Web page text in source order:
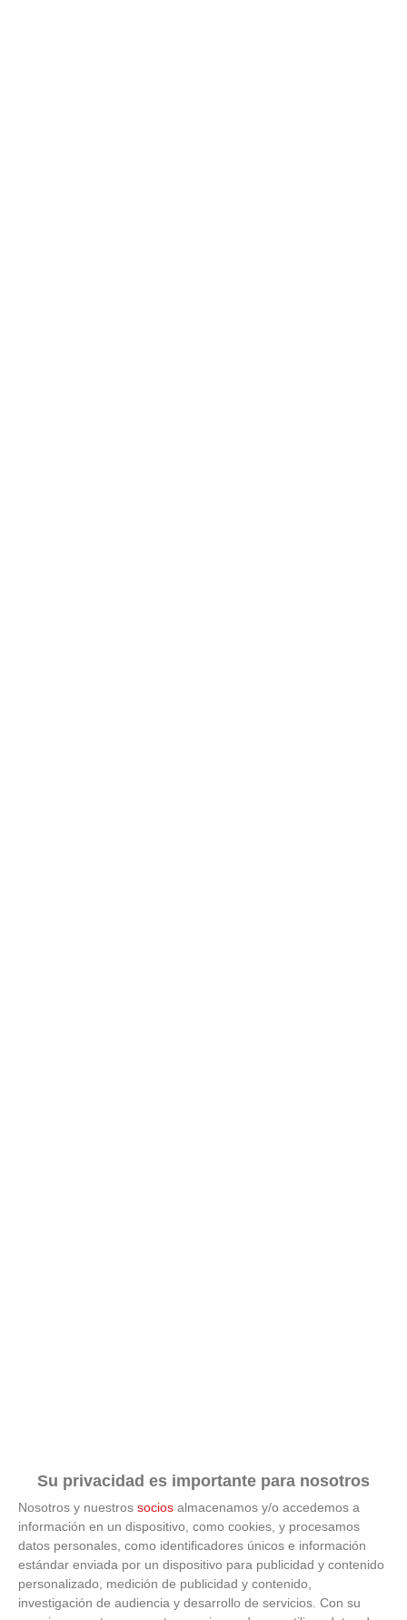
Su privacidad es importante para nosotros
Nosotros y nuestros socios almacenamos y/o accedemos a
información en un dispositivo, como cookies, y procesamos
datos personales, como identificadores únicos e información
estándar enviada por un dispositivo para publicidad y contenido
personalizado, medición de publicidad y contenido,
investigación de audiencia y desarrollo de servicios. Con su